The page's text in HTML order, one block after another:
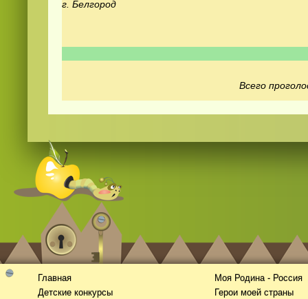
г. Белгород
Всего
Главная
Детские конкурсы
Моя Родина - Россия
Герои моей страны
Смотретьвидео